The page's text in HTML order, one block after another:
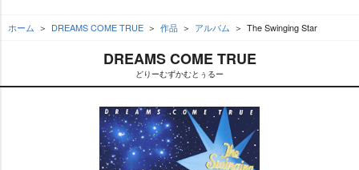
ホーム DREAMS COME TRUE 作品 アルバム The Swinging Star
DREAMS COME TRUE
どりーむずかむとぅるー